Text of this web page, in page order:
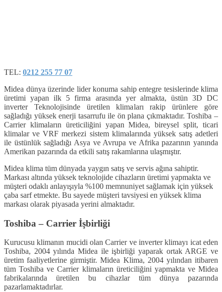
TEL: 0212 255 77 07
Midea dünya üzerinde lider konuma sahip entegre tesislerinde klima
üretimi yapan ilk 5 firma arasında yer almakta, üstün 3D DC
inverter Teknolojisinde üretilen klimaları rakip ürünlere göre
sağladığı yüksek enerji tasarrufu ile ön plana çıkmaktadır. Toshiba –
Carrier klimaların üreticiliğini yapan Midea, bireysel split, ticari
klimalar ve VRF merkezi sistem klimalarında yüksek satış adetleri
ile üstünlük sağladığı Asya ve Avrupa ve Afrika pazarının yanında
Amerikan pazarında da etkili satış rakamlarına ulaşmıştır.
Midea klima tüm dünyada yaygın satış ve servis ağına sahiptir.
Markası altında yüksek teknolojide cihazların üretimi yapmakta ve
müşteri odaklı anlayışıyla %100 memnuniyet sağlamak için yüksek
çaba sarf etmekte. Bu sayede müşteri tavsiyesi en yüksek klima
markası olarak piyasada yerini almaktadır.
Toshiba – Carrier İşbirliği
Kurucusu klimanın mucidi olan Carrier ve inverter klimayı icat eden
Toshiba, 2004 yılında Midea ile işbirliği yaparak ortak ARGE ve
üretim faaliyetlerine girmiştir. Midea Klima, 2004 yılından itibaren
tüm Toshiba ve Carrier klimaların üreticiliğini yapmakta ve Midea
fabrikalarında üretilen bu cihazlar tüm dünya pazarında
pazarlamaktadırlar.